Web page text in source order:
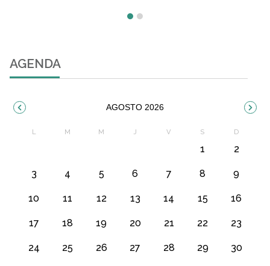
AGENDA
AGOSTO 2026
1 2
3 4 5 6 7 8 9
10 11 12 13 14 15 16
17 18 19 20 21 22 23
24 25 26 27 28 29 30